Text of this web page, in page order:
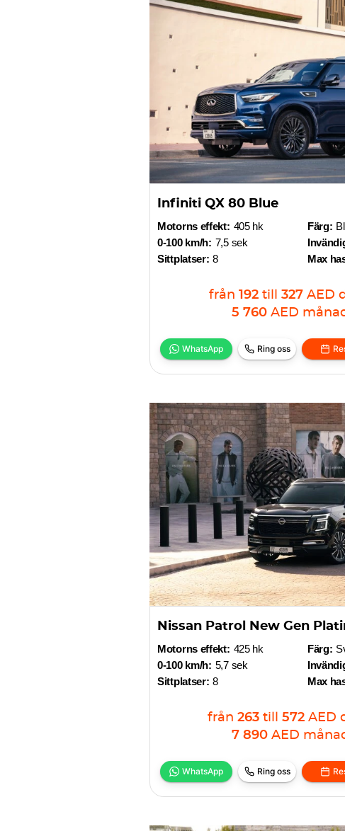
Infiniti QX 80 Blue
Motorns effekt: 405 hk
0-100 km/h: 7,5 sek
Sittplatser: 8
Färg:
Max
från 192 till 327 AED
5 760 AED
WhatsApp Ring oss
Nissan Patrol New Gen
Motorns effekt: 425 hk
0-100 km/h: 5,7 sek
Sittplatser: 8
Färg:
Max
från 263 till 572 AED
7 890 AED
WhatsApp Ring oss